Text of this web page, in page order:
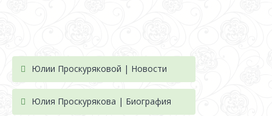
Юлии Проскуряковой | Новости
Юлия Проскурякова | Биография